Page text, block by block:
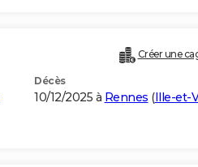
Créer une
Décès
10/12/2025 à Rennes (Ille-et-